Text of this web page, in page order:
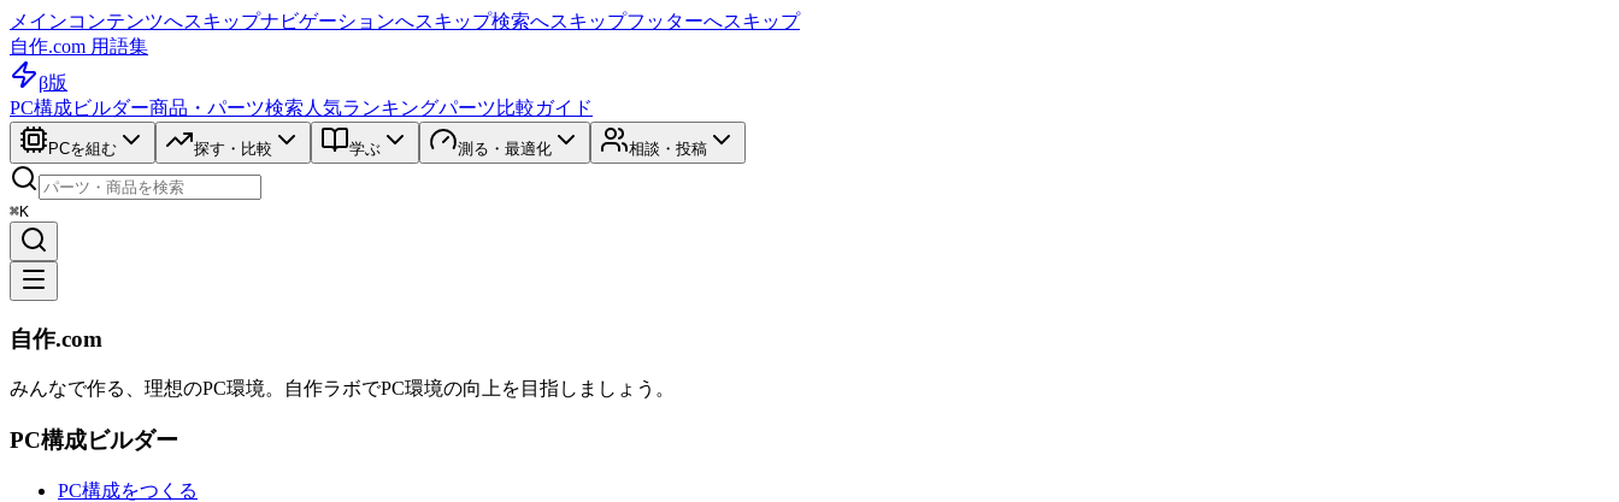
メインコンテンツへスキップナビゲーションへスキップ検索へスキップフッターへスキップ
自作.com 用語集
β版
PC構成ビルダー商品・パーツ検索 人気ランキングパーツ比較ガイド
PCを組む 探す・比較 学ぶ 測る・最適化 相談・投稿
⌘K
自作.com
みんなで作る、理想のPC環境。 自作ラボでPC環境の向上を目指しましょう。
PC構成ビルダー
PC構成をつくる